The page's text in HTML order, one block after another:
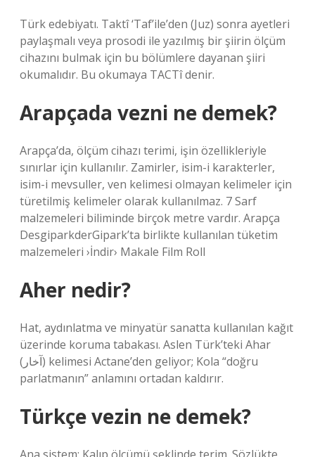
Türk edebiyatı. Taktî ‘Taf’ile’den (Juz) sonra ayetleri
paylaşmalı veya prosodi ile yazılmış bir şiirin ölçüm
cihazını bulmak için bu bölümlere dayanan şiiri
okumalıdır. Bu okumaya TACTî denir.
Arapçada vezni ne demek?
Arapça’da, ölçüm cihazı terimi, işin özellikleriyle
sınırlar için kullanılır. Zamirler, isim-i karakterler,
isim-i mevsuller, ven kelimesi olmayan kelimeler için
türetilmiş kelimeler olarak kullanılmaz. 7 Sarf
malzemeleri biliminde birçok metre vardır. Arapça
DesgiparkderGipark’ta birlikte kullanılan tüketim
malzemeleri ›İndir› Makale Film Roll
Aher nedir?
Hat, aydınlatma ve minyatür sanatta kullanılan kağıt
üzerinde koruma tabakası. Aslen Türk’teki Ahar
(آخار) kelimesi Actane’den geliyor; Kola “doğru
parlatmanın” anlamını ortadan kaldırır.
Türkçe vezin ne demek?